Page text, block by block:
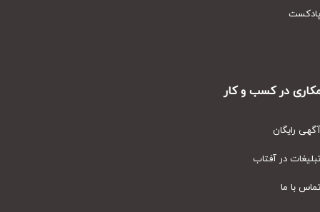
در کسب و کار
رایگان
در آفتاب
با ما